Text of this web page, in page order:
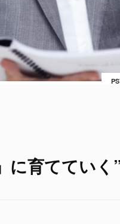
育てていく